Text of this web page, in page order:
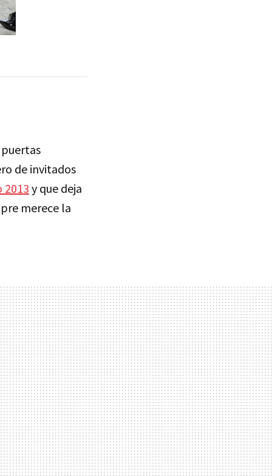
de invitados
2013 y que deja
merece la